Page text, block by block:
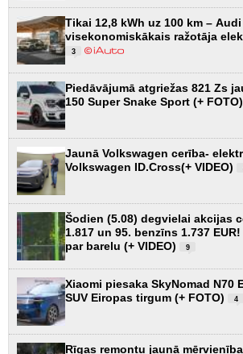
Tikai 12,8 kWh uz 100 km –
visekonomiskākais ražotāja
3
Piedāvājumā atgriežas 821 Zs
150 Super Snake Sport (+ FOTO)
Jaunā Volkswagen cerība-
Volkswagen ID.Cross(+ VIDEO)
Šodien (5.08) degvielai akcijas
1.817 un 95. benzīns 1.737
par barelu (+ VIDEO)
9
Xiaomi piesaka SkyNomad N70
SUV Eiropas tirgum (+ FOTO)
4
Rīgas remontu jaunā